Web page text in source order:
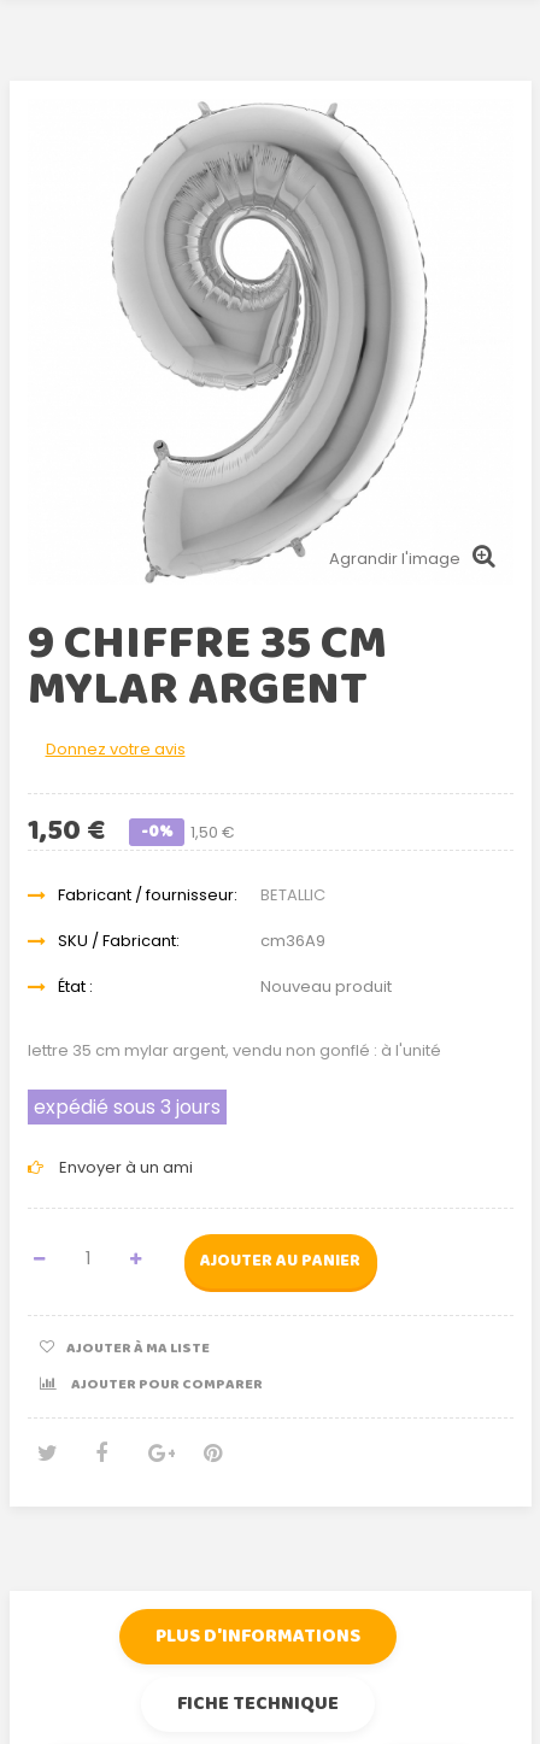
Agrandir l'image
9 CHIFFRE 35 CM
MYLAR ARGENT
Donnez votre avis
1,50 €
1,50 € -0%
Fabricant / fournisseur:
BETALLIC
SKU / Fabricant:
cm36A9
État :
Nouveau produit
lettre 35 cm mylar argent, vendu non gonflé : à l'unité
expédié sous 3 jours
Envoyer à un ami
AJOUTER AU PANIER
AJOUTER À MA LISTE
AJOUTER POUR COMPARER
PLUS D'INFORMATIONS
FICHE TECHNIQUE